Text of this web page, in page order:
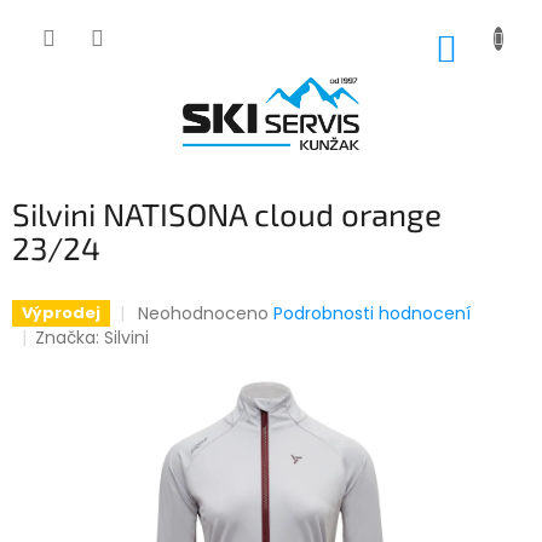
Silvini NATISONA cloud orange
23/24
Výprodej
Průměrné
hodnocení
hvězdiček.
Neohodnoceno Podrobnosti hodnocení
Značka:Silvini